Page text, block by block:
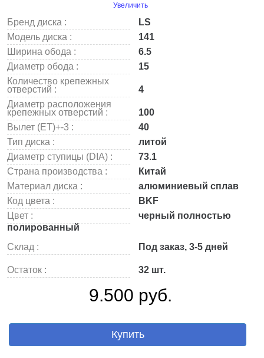
Увеличить
Бренд диска :
LS
Модель диска :
141
Ширина обода :
6.5
Диаметр обода :
15
Количество крепежных
отверстий :
4
Диаметр расположения
крепежных отверстий :
100
Вылет (ET)+-3 :
40
Тип диска :
литой
Диаметр ступицы (DIA) :
73.1
Страна производства :
Китай
Материал диска :
алюминиевый сплав
Код цвета :
BKF
Цвет :
черный полностью
полированный
Склад :
Под заказ, 3-5 дней
Остаток : 32 шт.
9.500 руб.
Купить